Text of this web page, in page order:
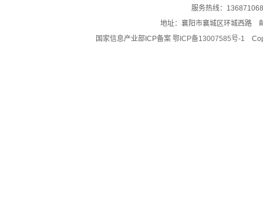
服务热线：
地址：襄阳市襄城区环城西
国家信息产业部ICP备案 鄂ICP备13007585号-1